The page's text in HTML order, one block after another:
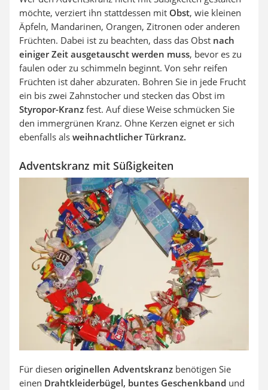
möchte, verziert ihn stattdessen mit Obst, wie kleinen
Äpfeln, Mandarinen, Orangen, Zitronen oder anderen
Früchten. Dabei ist zu beachten, dass das Obst nach
einiger Zeit ausgetauscht werden muss, bevor es zu
faulen oder zu schimmeln beginnt. Von sehr reifen
Früchten ist daher abzuraten. Bohren Sie in jede Frucht
ein bis zwei Zahnstocher und stecken das Obst im
Styropor-Kranz fest. Auf diese Weise schmücken Sie
den immergrünen Kranz. Ohne Kerzen eignet er sich
ebenfalls als weihnachtlicher Türkranz.
Adventskranz mit Süßigkeiten
Für diesen originellen Adventskranz benötigen Sie
einen Drahtkleiderbügel, buntes Geschenkband und